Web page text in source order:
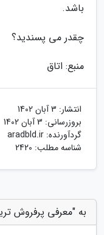
باشد.
چقدر می پسندید؟
منبع: اتاق
انتشار: 3 آبان 1402
بروزرسانی: 3 آبان 1402
گردآورنده: aradbld.ir
شناسه مطلب: 2420
به "معرفی پرفروش